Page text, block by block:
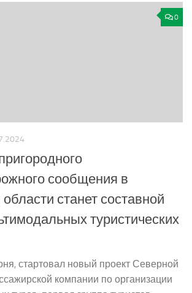
0
сообщения в
станет составной
туристических
стартовал новый проект Северной
компании по организации